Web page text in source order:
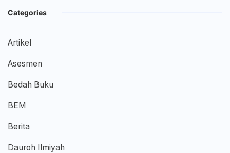
Categories
Artikel
Asesmen
Bedah Buku
BEM
Berita
Dauroh Ilmiyah